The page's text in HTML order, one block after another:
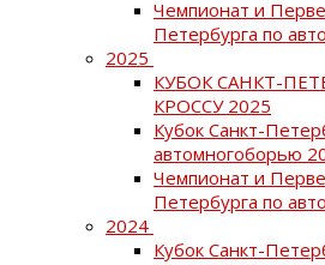
Чемпионат и
Петербурга по
2025
КУБОК САНКТ-
КРОССУ 2025
Кубок Санкт-
автомногоборью
Чемпионат и
Петербурга по
2024
Кубок Санкт-